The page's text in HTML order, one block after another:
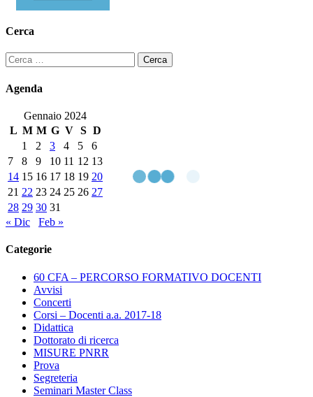
MORE
ESAMI
DI
DIPLOMA
–
SESSIONE
A.A.
2023/2024
Cerca
Ricerca
per:
Agenda
Gennaio 2024
L M M G V S D
1
2 3 4 5
6
7
8 9 10 11 12 13
14 15 16 17 18 19 20
21 22 23 24 25 26 27
28 29 30 31
« Dic
Feb »
Categorie
60 CFA – PERCORSO FORMATIVO DOCENTI
Avvisi
Concerti
Corsi – Docenti a.a. 2017-18
Didattica
Dottorato di ricerca
MISURE PNRR
Prova
Segreteria
Seminari Master Class